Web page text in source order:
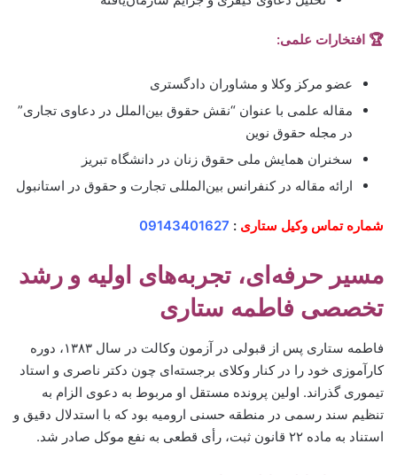
🏆 افتخارات علمی:
عضو مرکز وکلا و مشاوران دادگستری
مقاله علمی با عنوان “نقش حقوق بین‌الملل در دعاوی تجاری”
در مجله حقوق نوین
سخنران همایش ملی حقوق زنان در دانشگاه تبریز
ارائه مقاله در کنفرانس بین‌المللی تجارت و حقوق در استانبول
شماره تماس وکیل ستاری :
09143401627
مسیر حرفه‌ای، تجربه‌های اولیه و رشد
تخصصی فاطمه ستاری
فاطمه ستاری پس از قبولی در آزمون وکالت در سال ۱۳۸۳، دوره
کارآموزی خود را در کنار وکلای برجسته‌ای چون دکتر ناصری و استاد
تیموری گذراند. اولین پرونده مستقل او مربوط به دعوی الزام به
تنظیم سند رسمی در منطقه حسنی ارومیه بود که با استدلال دقیق و
استناد به ماده ۲۲ قانون ثبت، رأی قطعی به نفع موکل صادر شد.